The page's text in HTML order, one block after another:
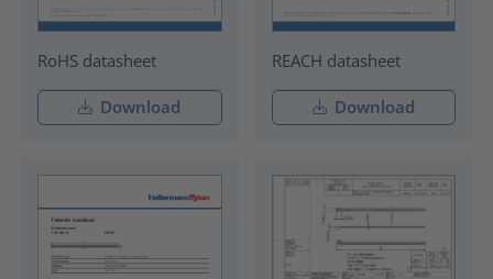
RoHS datasheet
Download
REACH datasheet
Download